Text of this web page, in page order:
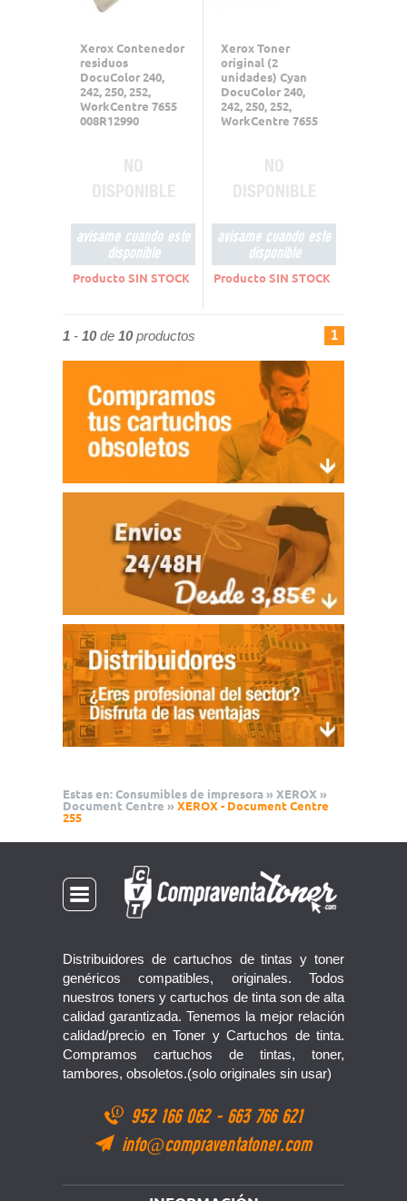
Producto SIN STOCK
Xerox Contenedor
residuos
DocuColor 240,
242, 250, 252,
WorkCentre 7655
008R12990
NO
DISPONIBLE
avisame cuando este
disponible
Producto SIN STOCK
Xerox Toner
original (2
unidades) Cyan
DocuColor 240,
242, 250, 252,
WorkCentre 7655
NO
DISPONIBLE
avisame cuando este
disponible
1 - 10de 10productos 1
Estas en: Consumibles de impresora » XEROX »
Document Centre » XEROX - Document Centre
255
Distribuidores de cartuchos de tintas y toner
genéricos compatibles, originales. Todos
nuestros toners y cartuchos de tinta son de alta
calidad garantizada. Tenemos la mejor relación
calidad/precio en Toner y Cartuchos de tinta.
Compramos cartuchos de tintas, toner,
tambores, obsoletos.(solo originales sin usar)
952 166 062 - 663 766 621
info@compraventatoner.com